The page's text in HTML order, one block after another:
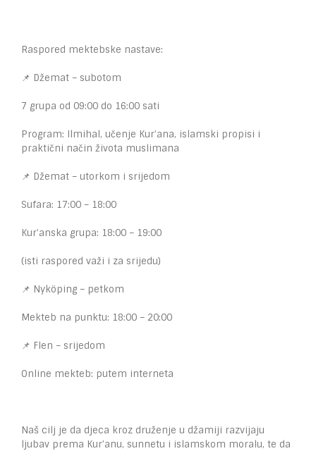
Raspored mektebske nastave:
📌 Džemat – subotom
7 grupa od 09:00 do 16:00 sati
Program: Ilmihal, učenje Kur’ana, islamski propisi i
praktični način života muslimana
📌 Džemat – utorkom i srijedom
Sufara: 17:00 – 18:00
Kur’anska grupa: 18:00 – 19:00
(isti raspored važi i za srijedu)
📌 Nyköping – petkom
Mekteb na punktu: 18:00 – 20:00
📌 Flen – srijedom
Online mekteb: putem interneta
Naš cilj je da djeca kroz druženje u džamiji razvijaju
ljubav prema Kur’anu, sunnetu i islamskom moralu, te da